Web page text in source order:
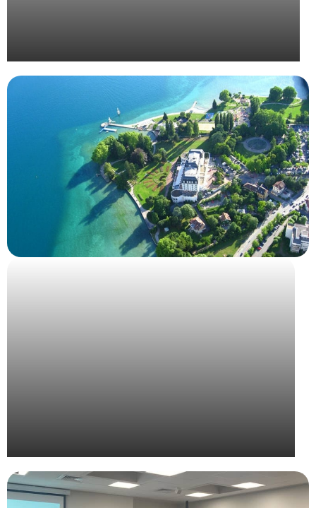
Organisation de la convention Bjorg 2024 à Séville
UPE – Grand Prix de la Communication Extérieure